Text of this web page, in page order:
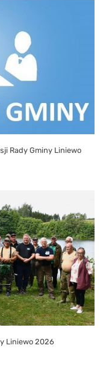
Rady Gminy Liniewo
Liniewo 2026